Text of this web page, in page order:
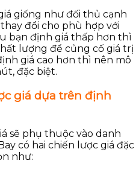
giống như đối thủ cạnh
đổi cho phù hợp với
bạn định giá thấp hơn thì
lượng để củng cố giá trị
giá cao hơn thì nên mô
đặc biệt.
giá dựa trên định
sẽ phụ thuộc vào danh
có hai chiến lược giá đặc
như: